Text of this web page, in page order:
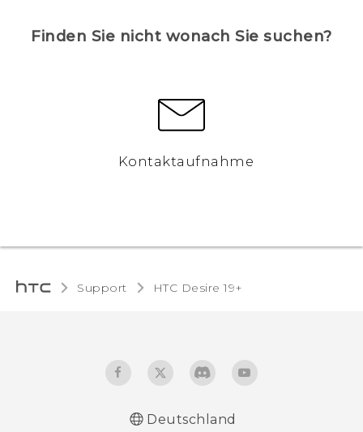
Finden Sie nicht wonach Sie suchen?
Kontaktaufnahme
Support ‎HTC Desire 19+‎‎
Deutschland